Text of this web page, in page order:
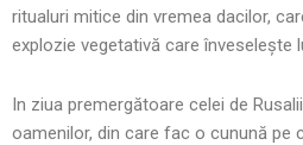
ritualuri mitice din vremea dacilor,
explozie vegetativă care înveseleşte
In ziua premergătoare celei de
oamenilor, din care fac o cunună pe